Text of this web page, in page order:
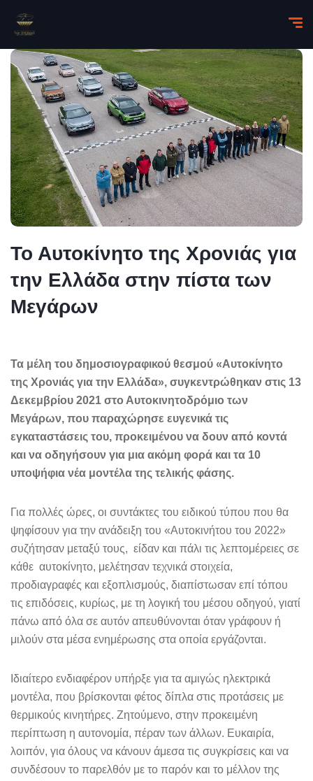
Το Αυτοκίνητο της Χρονιάς για
την Ελλάδα στην πίστα των
Μεγάρων
Τα μέλη του δημοσιογραφικού θεσμού «Αυτοκίνητο
της Χρονιάς για την Ελλάδα», συγκεντρώθηκαν στις 13
Δεκεμβρίου 2021 στο Αυτοκινητοδρόμιο των
Μεγάρων, που παραχώρησε ευγενικά τις
εγκαταστάσεις του, προκειμένου να δουν από κοντά
και να οδηγήσουν για μια ακόμη φορά και τα 10
υποψήφια νέα μοντέλα της τελικής φάσης.
Για πολλές ώρες, οι συντάκτες του ειδικού τύπου που θα
ψηφίσουν για την ανάδειξη του «Αυτοκινήτου του 2022»
συζήτησαν μεταξύ τους, είδαν και πάλι τις λεπτομέρειες σε
κάθε αυτοκίνητο, μελέτησαν τεχνικά στοιχεία,
προδιαγραφές και εξοπλισμούς, διαπίστωσαν επί τόπου
τις επιδόσεις, κυρίως, με τη λογική του μέσου οδηγού, γιατί
πάνω από όλα σε αυτόν απευθύνονται όταν γράφουν ή
μιλούν στα μέσα ενημέρωσης στα οποία εργάζονται.
Ιδιαίτερο ενδιαφέρον υπήρξε για τα αμιγώς ηλεκτρικά
μοντέλα, που βρίσκονται φέτος δίπλα στις προτάσεις με
θερμικούς κινητήρες. Ζητούμενο, στην προκειμένη
περίπτωση η αυτονομία, πέραν των άλλων. Ευκαιρία,
λοιπόν, για όλους να κάνουν άμεσα τις συγκρίσεις και να
συνδέσουν το παρελθόν με το παρόν και το μέλλον της